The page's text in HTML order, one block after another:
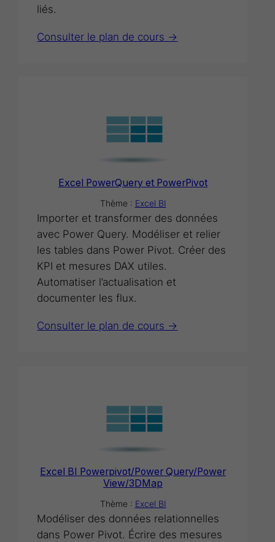
liés.
Consulter le plan de cours ->
Excel PowerQuery et PowerPivot
Thème : Excel BI
Importer et transformer des données
avec Power Query. Modéliser et relier
les tables dans Power Pivot. Créer des
KPI et mesures DAX utiles.
Automatiser l’actualisation et
documenter les flux.
Consulter le plan de cours ->
Excel BI Powerpivot/Power Query/Power
View/3DMap
Thème : Excel BI
Modéliser des données relationnelles
dans Power Pivot. Écrire des mesures